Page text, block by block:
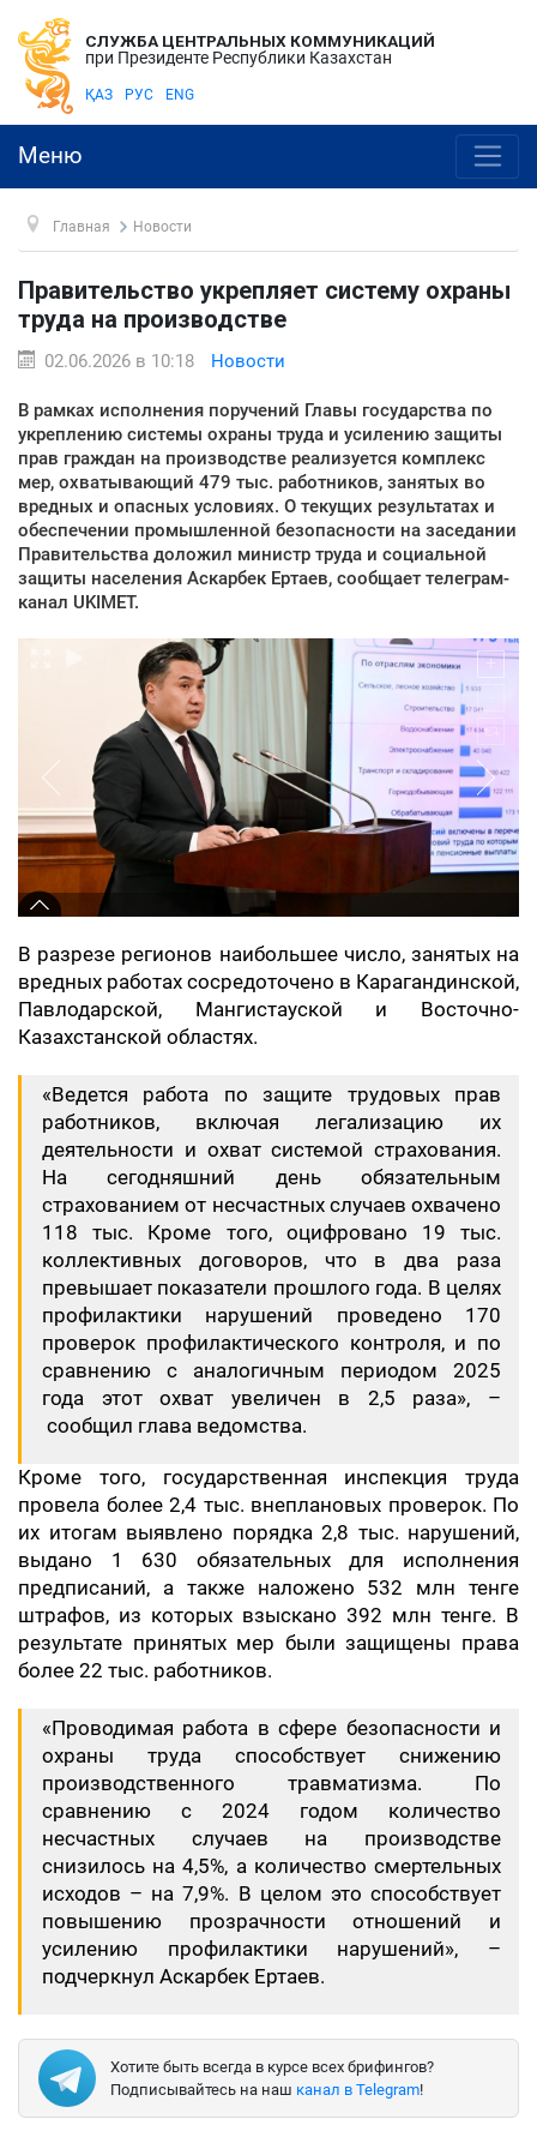
СЛУЖБА ЦЕНТРАЛЬНЫХ КОММУНИКАЦИЙ
при Президенте Республики Казахстан
ҚАЗ РУС ENG
Меню
Главная Новости
Правительство укрепляет систему охраны
труда на производстве
02.06.2026 в 10:18 Новости
В рамках исполнения поручений Главы государства по
укреплению системы охраны труда и усилению защиты
прав граждан на производстве реализуется комплекс
мер, охватывающий 479 тыс. работников, занятых во
вредных и опасных условиях. О текущих результатах и
обеспечении промышленной безопасности на заседании
Правительства доложил министр труда и социальной
защиты населения Аскарбек Ертаев, сообщает телеграм-
канал UKIMET.
В разрезе регионов наибольшее число, занятых на
вредных работах сосредоточено в Карагандинской,
Павлодарской, Мангистауской и Восточно-
Казахстанской областях.
«Ведется работа по защите трудовых прав
работников, включая легализацию их
деятельности и охват системой страхования.
На сегодняшний день обязательным
страхованием от несчастных случаев охвачено
118 тыс. Кроме того, оцифровано 19 тыс.
коллективных договоров, что в два раза
превышает показатели прошлого года. В целях
профилактики нарушений проведено 170
проверок профилактического контроля, и по
сравнению с аналогичным периодом 2025
года этот охват увеличен в 2,5 раза», –
сообщил глава ведомства.
Кроме того, государственная инспекция труда
провела более 2,4 тыс. внеплановых проверок. По
их итогам выявлено порядка 2,8 тыс. нарушений,
выдано 1 630 обязательных для исполнения
предписаний, а также наложено 532 млн тенге
штрафов, из которых взыскано 392 млн тенге. В
результате принятых мер были защищены права
более 22 тыс. работников.
«Проводимая работа в сфере безопасности и
охраны труда способствует снижению
производственного травматизма. По
сравнению с 2024 годом количество
несчастных случаев на производстве
снизилось на 4,5%, а количество смертельных
исходов – на 7,9%. В целом это способствует
повышению прозрачности отношений и
усилению профилактики нарушений», –
подчеркнул Аскарбек Ертаев.
Хотите быть всегда в курсе всех брифингов?
Подписывайтесь на наш канал в Telegram!